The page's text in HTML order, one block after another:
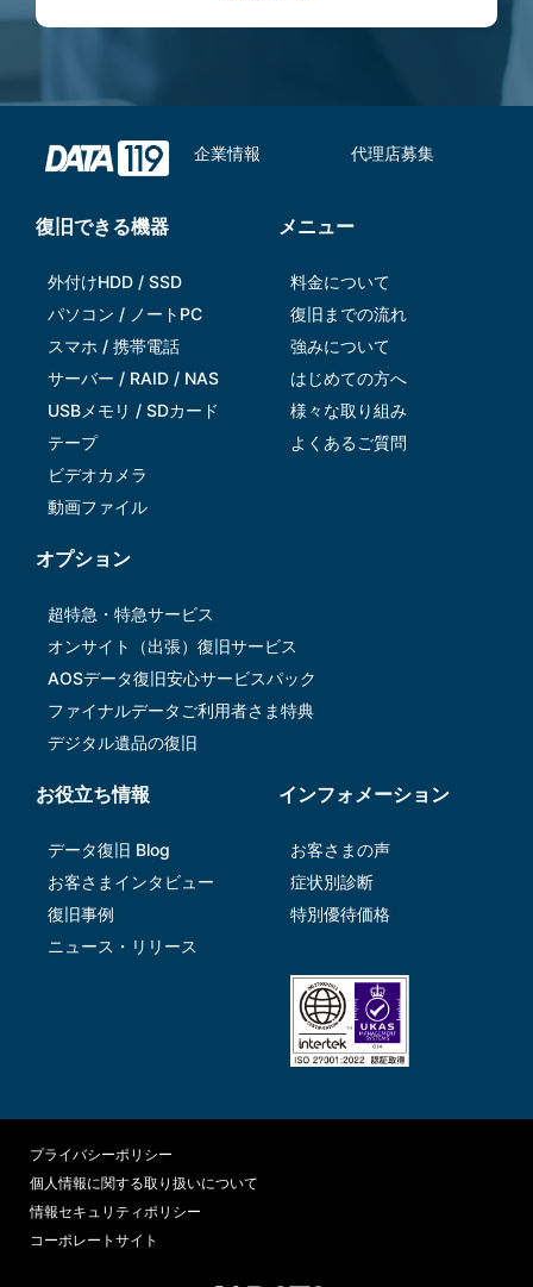
企業情報 代理店募集
復旧できる機器
外付けHDD / SSD
パソコン / ノートPC
スマホ / 携帯電話
サーバー / RAID / NAS
USBメモリ / SDカード
テープ
ビデオカメラ
動画ファイル
メニュー
料金について
復旧までの流れ
強みについて
はじめての方へ
様々な取り組み
よくあるご質問
オプション
超特急・特急サービス
オンサイト（出張）復旧サービス
AOSデータ復旧安⼼サービスパック
ファイナルデータご利⽤者さま特典
デジタル遺品の復旧
お役立ち情報
データ復旧 Blog
お客さまインタビュー
復旧事例
ニュース・リリース
インフォメーション
お客さまの声
症状別診断
特別優待価格
プライバシーポリシー
個人情報に関する取り扱いについて
情報セキュリティポリシー
コーポレートサイト